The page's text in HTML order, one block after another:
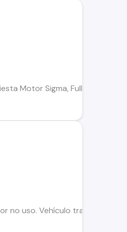
Motor Sigma, Full
no uso. Vehículo